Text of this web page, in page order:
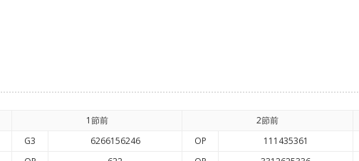
1節前 2節前
G3 6266156246 OP 111435361